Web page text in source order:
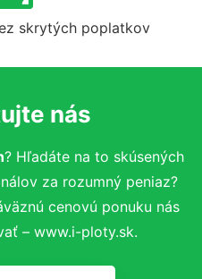
skrytých poplatkov
nás
? Hľadáte na to skúsených
za rozumný peniaz?
cenovú ponuku nás
– www.i-ploty.sk.